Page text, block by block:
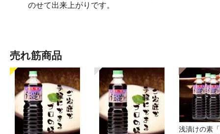
のせて出来上がりです。
売れ筋商品
浅漬けの素